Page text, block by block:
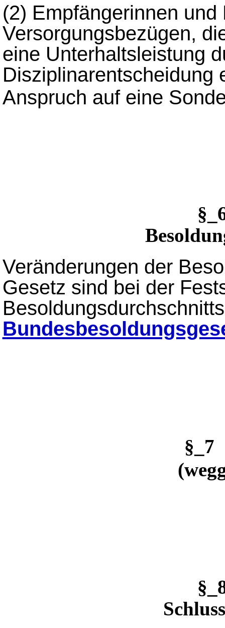
(2) Empfängerinnen
Versorgungsbezügen,
eine Unterhaltsleistung
Disziplinarentscheidung
Anspruch auf eine
Veränderungen der
Gesetz sind bei der